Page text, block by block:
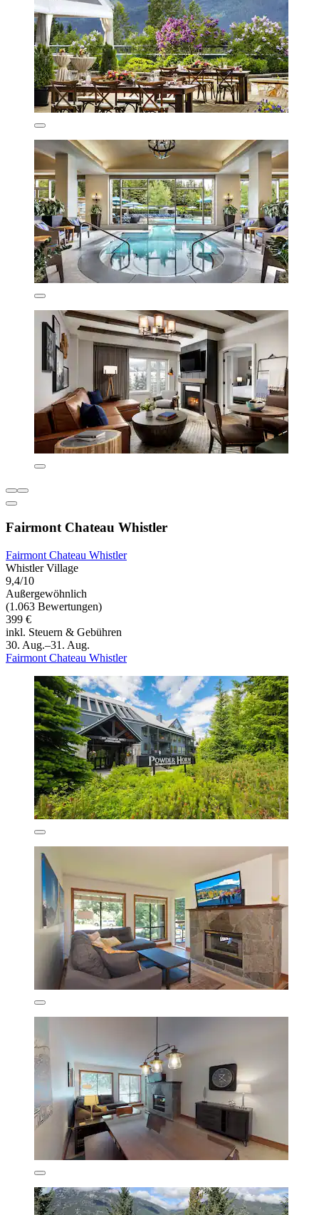
Fairmont Chateau Whistler
Fairmont Chateau Whistler
Whistler Village
9,4/10
Außergewöhnlich
(1.063 Bewertungen)
399 €
inkl. Steuern & Gebühren
30. Aug.–31. Aug.
Fairmont Chateau Whistler